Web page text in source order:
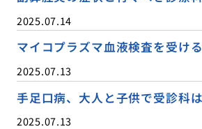
2025.07.14
マイコプラズマ血液検査を受け
2025.07.13
手足口病、大人と子供で受診科
2025.07.13